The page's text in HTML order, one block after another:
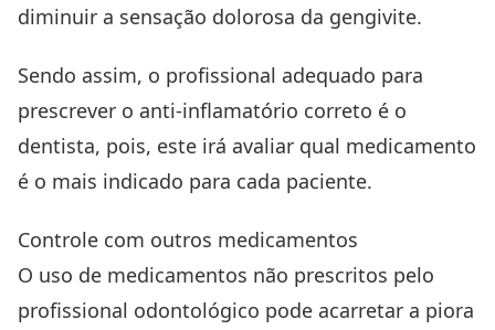
diminuir a sensação dolorosa da gengivite.
Sendo assim, o profissional adequado para
prescrever o anti-inflamatório correto é o
dentista, pois, este irá avaliar qual medicamento
é o mais indicado para cada paciente.
Controle com outros medicamentos
O uso de medicamentos não prescritos pelo
profissional odontológico pode acarretar a piora